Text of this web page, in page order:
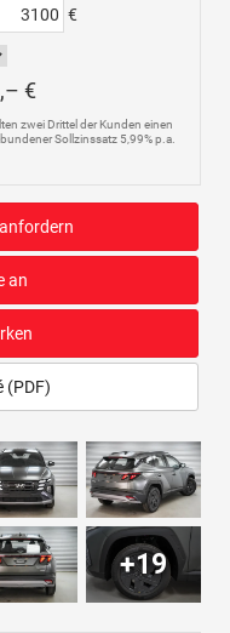
€
€
zwei Drittel der Kunden einen
Sollzinssatz 5,99% p.a.
an
(PDF)
+19